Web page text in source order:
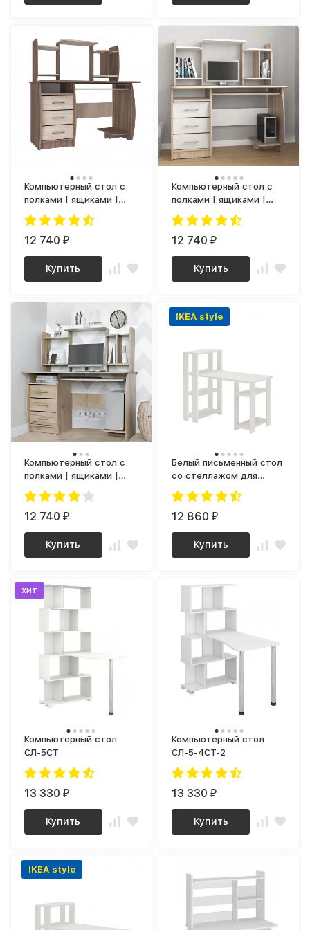
Компьютерный стол с
полками | ящиками |
тумбой | надстройкой
СК-03 (ясень шимо
светлый / темный)
12 740₽
Купить
Компьютерный стол с
полками | ящиками |
тумбой | надстройкой
СК-03 (сонома / белый)
12 740₽
Купить
Компьютерный стол с
полками | ящиками |
тумбой | надстройкой
СК-03 (дуб крафт
серый)
12 740₽
Купить
IKEA style
Белый письменный стол
со стеллажом для
школьника с полками |
стол для маникюра |
письменный стол как
СТН 110-130
12 860₽
Купить
хит
Компьютерный стол
СЛ-5СТ
13 330₽
Купить
Компьютерный стол
СЛ-5-4СТ-2
13 330₽
Купить
IKEA style